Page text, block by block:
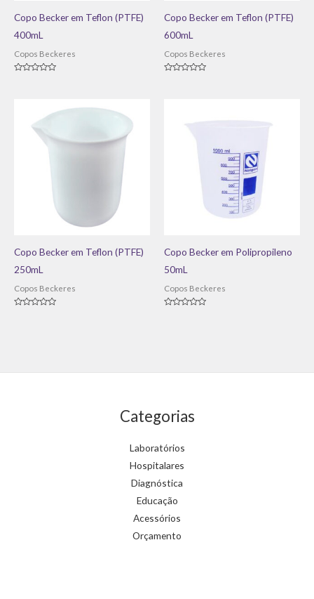
Copo Becker em Teflon (PTFE)
400mL
Copos Beckeres
Copo Becker em Teflon (PTFE)
600mL
Copos Beckeres
Copo Becker em Teflon (PTFE)
250mL
Copos Beckeres
Copo Becker em Polipropileno
50mL
Copos Beckeres
Categorias
Laboratórios
Hospitalares
Diagnóstica
Educação
Acessórios
Orçamento